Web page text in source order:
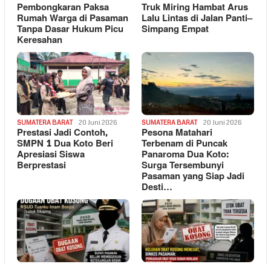
Pembongkaran Paksa
Rumah Warga di Pasaman
Tanpa Dasar Hukum Picu
Keresahan
Truk Miring Hambat Arus
Lalu Lintas di Jalan Panti–
Simpang Empat
SUMATERA BARAT 20 Juni 2026
Prestasi Jadi Contoh,
SMPN 1 Dua Koto Beri
Apresiasi Siswa
Berprestasi
SUMATERA BARAT 20 Juni 2026
Pesona Matahari
Terbenam di Puncak
Panaroma Dua Koto:
Surga Tersembunyi
Pasaman yang Siap Jadi
Desti…